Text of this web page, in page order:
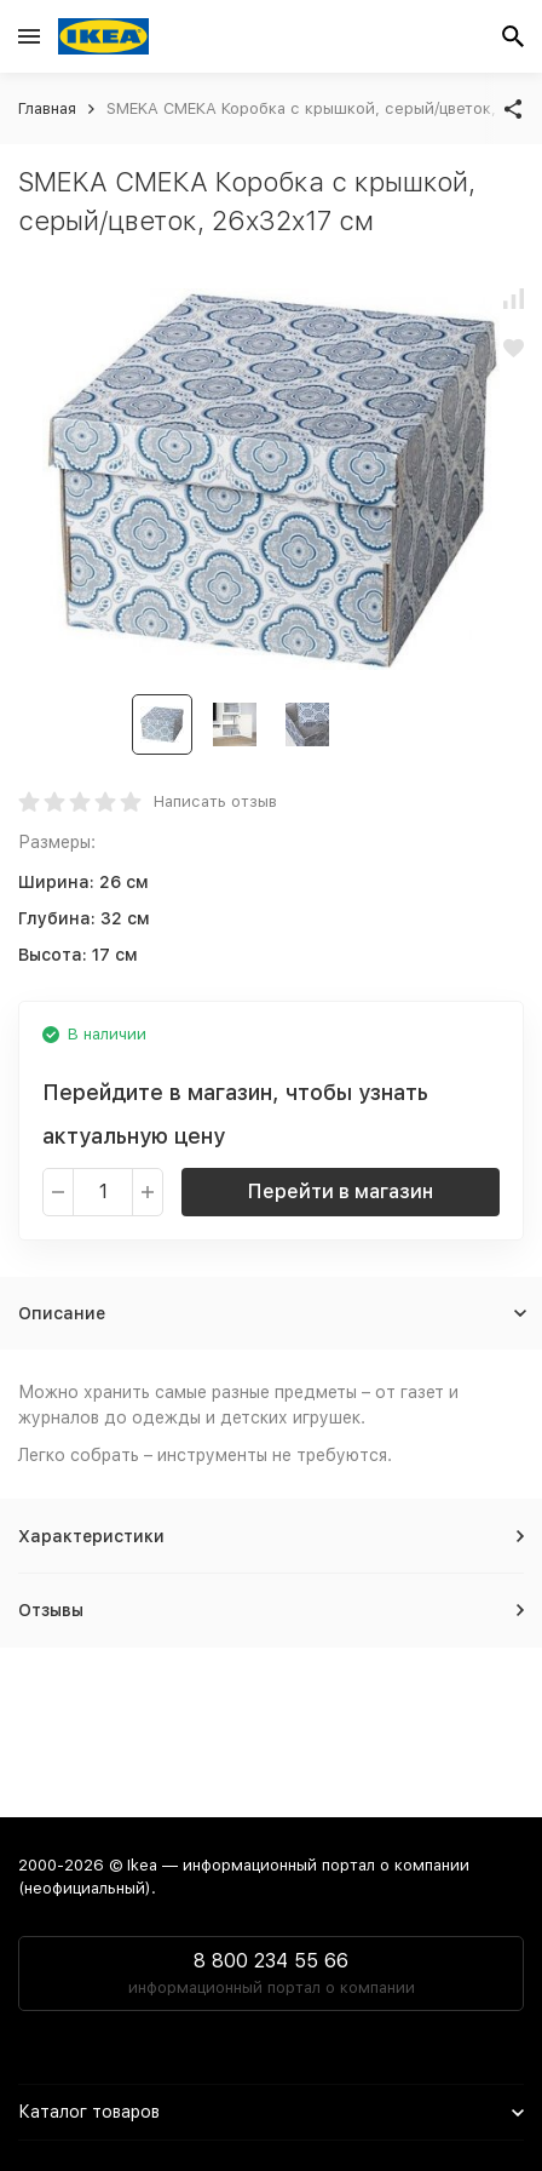
Главная SMEKA СМЕКА Коробка с крышкой, серый/цветок,
SMEKA СМЕКА Коробка с крышкой,
серый/цветок, 26x32x17 см
Написать отзыв
Размеры:
Ширина: 26 см
Глубина: 32 см
Высота: 17 см
В наличии
Перейдите в магазин, чтобы узнать
актуальную цену
Перейти в магазин
Описание
Можно хранить самые разные предметы – от газет и
журналов до одежды и детских игрушек.
Легко собрать – инструменты не требуются.
Характеристики
Отзывы
2000-2026 © Ikea — информационный портал о компании
(неофициальный).
8 800 234 55 66
информационный портал о компании
Каталог товаров